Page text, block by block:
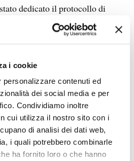
i cookie
contenuti ed
dei social media e per
Condividiamo inoltre
cui utilizza il nostro sito con i
di analisi dei dati web,
i quali potrebbero combinarle
ha fornito loro o che hanno
dedicato il protocollo di
“diretta conseguenza della
biodiversità, aperto alla firma
come geneticamente
che contengono OGM (…).
europei, fra cui l’Italia,
allarmata dai rischi di
eventualmente
degli OGM, aveva stabilito